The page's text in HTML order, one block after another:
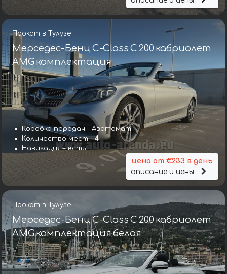
Прокат в Тулузе
Мерседес-Бенц C-Class C 200 кабриолет
AMG комплектация
Коробка передач – Аватомат
Количество мест – 4
Навигация – есть
цена от €233 в день
описание и цены
Прокат в Тулузе
Мерседес-Бенц C-Class C 200 кабриолет
AMG комплектация белая